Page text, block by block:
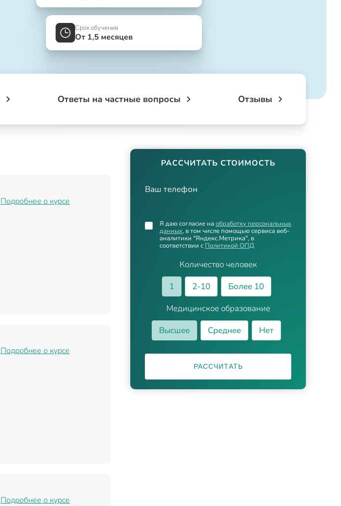
Срок обучения
От 1,5 месяцев
Ответы на частные вопросы Отзывы
РАССЧИТАТЬ СТОИМОСТЬ
Ваш телефон
Количество человек
1
2-10
Более 10
Медицинское образование
Высшее
Среднее Нет
Я даю согласие на обработку персональных
данных, в том числе помощью сервиса веб-
аналитики "Яндекс.Метрика", в
соответствии с Политикой ОПД
РАССЧИТАТЬ
Подробнее о курсе
Подробнее о курсе
Подробнее о курсе